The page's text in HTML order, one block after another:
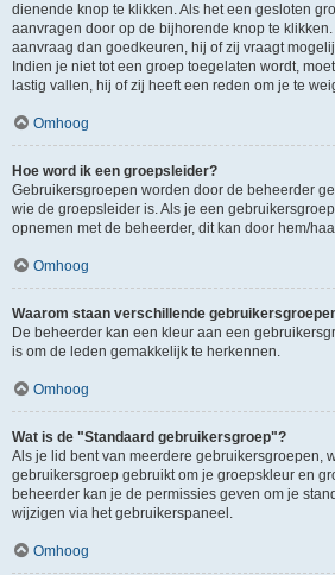
dienende knop te klikken. Als het een gesloten
aanvragen door op de bijhorende knop te
aanvraag dan goedkeuren, hij of zij vraagt
Indien je niet tot een groep toegelaten wordt,
lastig vallen, hij of zij heeft een reden om je te
Omhoog
Hoe word ik een groepsleider?
Gebruikersgroepen worden door de beheerder
wie de groepsleider is. Als je een
opnemen met de beheerder, dit kan door hem/
Omhoog
Waarom staan verschillende
De beheerder kan een kleur aan een
is om de leden gemakkelijk te herkennen.
Omhoog
Wat is de "Standaard gebruikersgroep"?
Als je lid bent van meerdere gebruikersgroepen,
gebruikersgroep gebruikt om je groepskleur en
beheerder kan je de permissies geven om je
wijzigen via het gebruikerspaneel.
Omhoog